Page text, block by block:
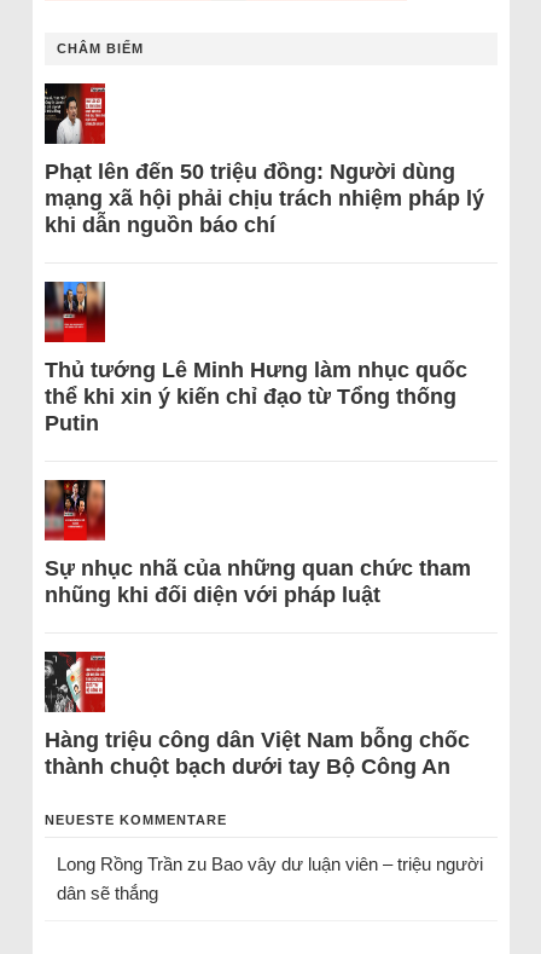
CHÂM BIẾM
Phạt lên đến 50 triệu đồng: Người dùng
mạng xã hội phải chịu trách nhiệm pháp lý
khi dẫn nguồn báo chí
Thủ tướng Lê Minh Hưng làm nhục quốc
thể khi xin ý kiến chỉ đạo từ Tổng thống
Putin
Sự nhục nhã của những quan chức tham
nhũng khi đối diện với pháp luật
Hàng triệu công dân Việt Nam bỗng chốc
thành chuột bạch dưới tay Bộ Công An
NEUESTE KOMMENTARE
Long Rồng Trầnzu Bao vây dư luận viên – triệu người
dân sẽ thắng